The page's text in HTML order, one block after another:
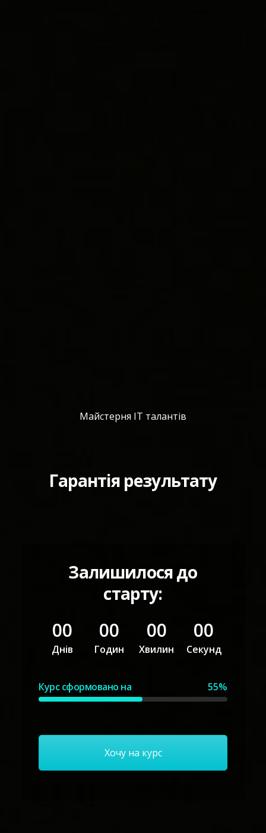
Майстерня IT талантів
Гарантія результату
Залишилося до
старту:
00
Днів
00
Годин
00
Хвилин
00
Секунд
Курс сформовано на 55%
Хочу на курс